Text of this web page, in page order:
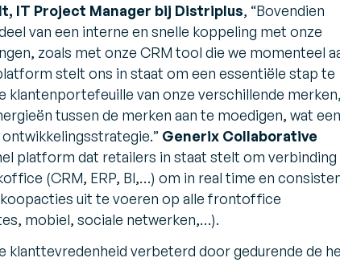
IT Project Manager bij Distriplus, “Bovendien
van een interne en snelle koppeling met onze
zoals met onze CRM tool die we momenteel
stelt ons in staat om een essentiële stap te
klantenportefeuille van onze verschillende merken,
tussen de merken aan te moedigen, wat een
” Generix Collaborative
platform dat retailers in staat stelt om verbinding
(CRM, ERP, BI,…) om in real time en
uit te voeren op alle frontoffice
mobiel, sociale netwerken,…).
klanttevredenheid verbeterd door gedurende de